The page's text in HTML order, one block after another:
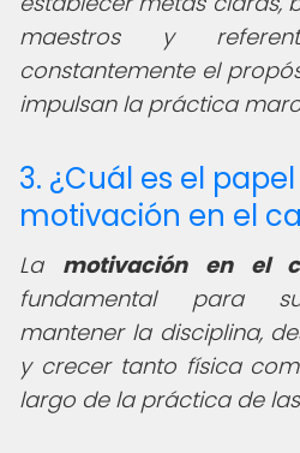
maestros y
constantemente el
impulsan la práctica
3. ¿Cuál es el
motivación en el
La motivación en el
fundamental para
mantener la disciplina,
y crecer tanto física
largo de la práctica de